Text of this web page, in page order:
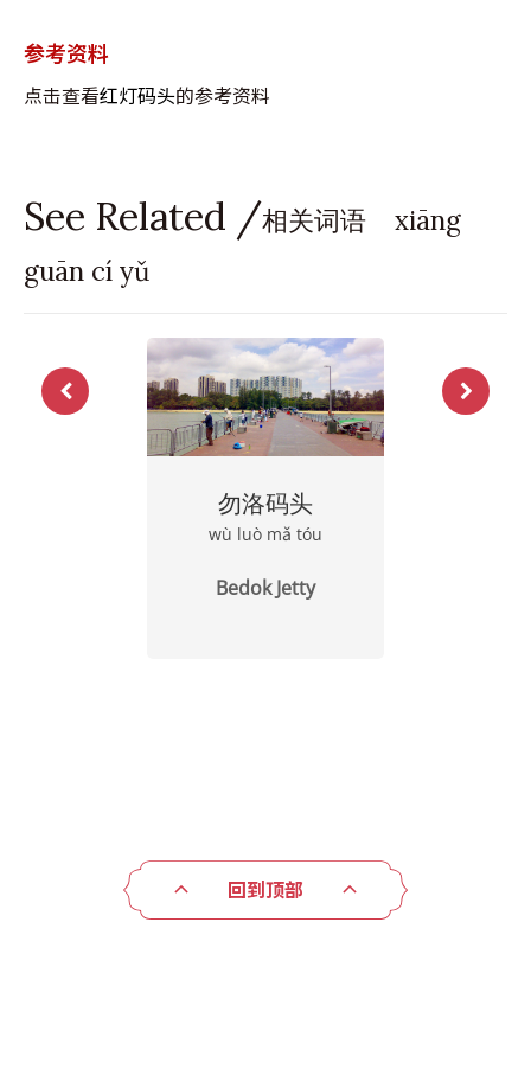
参考资料
点击查看红灯码头的参考资料
See Related /相关词语 xiāng
guān cí yǔ
勿洛码头
wù luò mǎ tóu
Bedok Jetty
回到顶部